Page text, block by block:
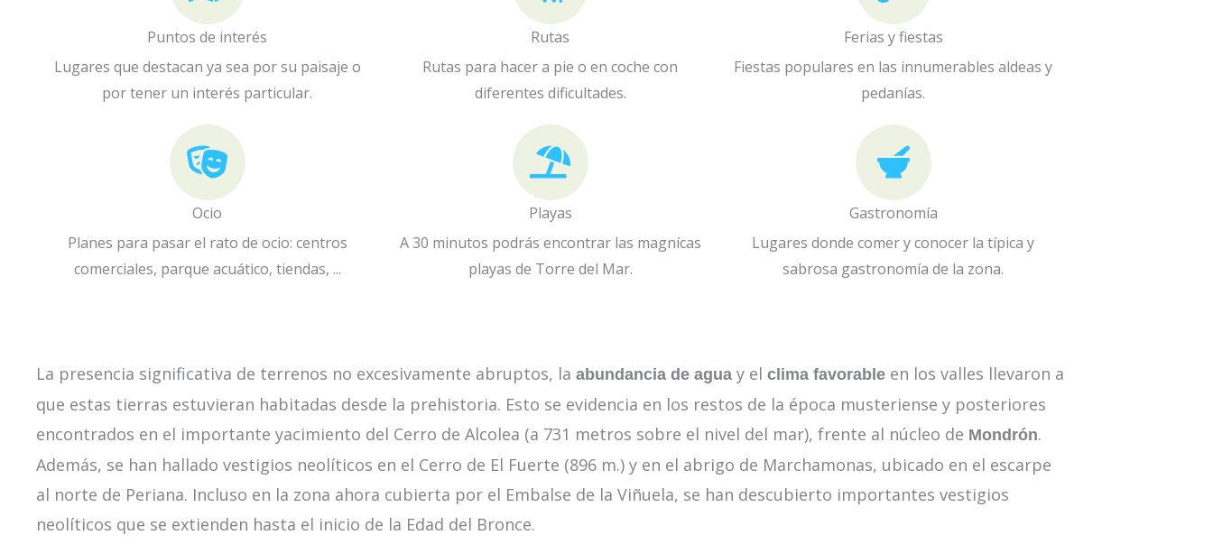
Puntos de interés
Lugares que destacan ya sea por su paisaje o
por tener un interés particular.
Rutas
Rutas para hacer a pie o en coche con
diferentes dificultades.
Ferias y fiestas
Fiestas populares en las innumerables aldeas y
pedanías.
Ocio
Planes para pasar el rato de ocio: centros
comerciales, parque acuático, tiendas, ...
Playas
A 30 minutos podrás encontrar las magnícas
playas de Torre del Mar.
Gastronomía
Lugares donde comer y conocer la típica y
sabrosa gastronomía de la zona.
La presencia significativa de terrenos no excesivamente abruptos, la abundancia de agua y el clima favorable en los valles llevaron a
que estas tierras estuvieran habitadas desde la prehistoria. Esto se evidencia en los restos de la época musteriense y posteriores
encontrados en el importante yacimiento del Cerro de Alcolea (a 731 metros sobre el nivel del mar), frente al núcleo de Mondrón.
Además, se han hallado vestigios neolíticos en el Cerro de El Fuerte (896 m.) y en el abrigo de Marchamonas, ubicado en el escarpe
al norte de Periana. Incluso en la zona ahora cubierta por el Embalse de la Viñuela, se han descubierto importantes vestigios
neolíticos que se extienden hasta el inicio de la Edad del Bronce.